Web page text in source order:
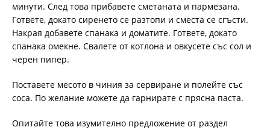
минути. След това прибавете сметаната и пармезана.
Гответе, докато сиренето се разтопи и сместа се сгъсти.
Накрая добавете спанака и доматите. Гответе, докато
спанака омекне. Свалете от котлона и овкусете със сол и
черен пипер.
Поставете месото в чиния за сервиране и полейте със
соса. По желание можете да гарнирате с прясна паста.
Опитайте това изумително предложение от раздел